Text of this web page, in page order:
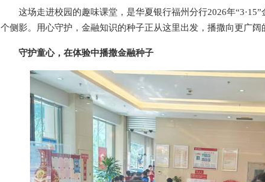
这场走进校园的趣味课堂，是华夏银行福州分行2026年
个侧影。用心守护，金融知识的种子正从这里出发，播撒向更广阔
守护童心，在体验中播撒金融种子